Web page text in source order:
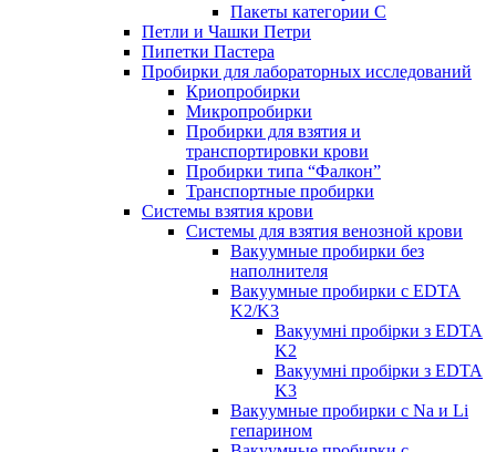
Пакеты категории C
Петли и Чашки Петри
Пипетки Пастера
Пробирки для лабораторных исследований
Криопробирки
Микропробирки
Пробирки для взятия и
транспортировки крови
Пробирки типа “Фалкон”
Транспортные пробирки
Системы взятия крови
Системы для взятия венозной крови
Вакуумные пробирки без
наполнителя
Вакуумные пробирки с EDTA
K2/K3
Вакуумні пробірки з EDTA
K2
Вакуумні пробірки з EDTA
K3
Вакуумные пробирки с Na и Li
гепарином